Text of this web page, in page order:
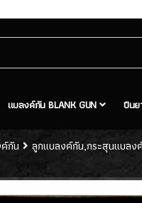
แบลงค์กัน BLANK GUN ปืนย
กัน ลูกแบลงค์กัน,กระสุนแบลง